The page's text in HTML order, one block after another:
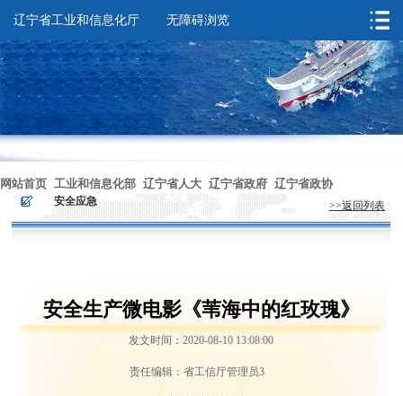
网站首页 工业和信息化部 辽宁省人大 辽宁省政府 辽宁省政协
无障碍浏览
辽宁省工业和信息化厅 无障碍浏览
> 安全应急 >>返回列表
安全生产微电影《苇海中的红玫瑰》
发文时间：2020-08-10 13:08:00
责任编辑：省工信厅管理员3